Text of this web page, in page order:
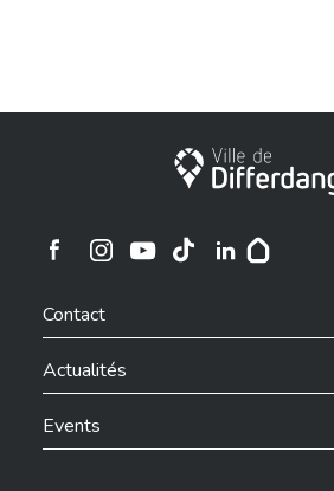
Ville de Differdange
Ville de Differdange sur Instagram
Contact
Actualités
Events